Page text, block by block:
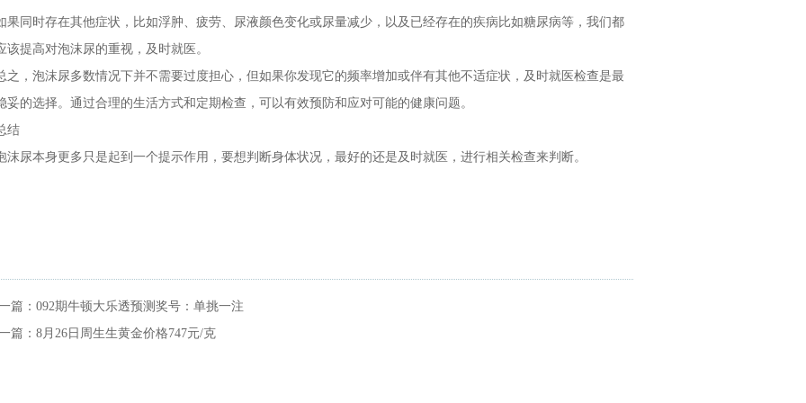
果同时存在其他症状，比如浮肿、疲劳、尿液颜色变化或尿量减少，以及已经存在的疾病比如糖尿病等，我们都
该提高对泡沫尿的重视，及时就医。
之，泡沫尿多数情况下并不需要过度担心，但如果你发现它的频率增加或伴有其他不适症状，及时就医检查是最
妥的选择。通过合理的生活方式和定期检查，可以有效预防和应对可能的健康问题。
结
沫尿本身更多只是起到一个提示作用，要想判断身体状况，最好的还是及时就医，进行相关检查来判断。
篇： 092期牛顿大乐透预测奖号：单挑一注
篇： 8月26日周生生黄金价格747元/克